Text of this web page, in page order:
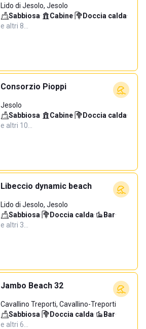
Lido di Jesolo, Jesolo
Sabbiosa· Cabine· Doccia calda·
e altri 8…
Consorzio Pioppi
Jesolo
Sabbiosa· Cabine· Doccia calda·
e altri 10…
Libeccio dynamic beach
Lido di Jesolo, Jesolo
Sabbiosa· Doccia calda· Bar·
e altri 3…
Jambo Beach 32
Cavallino Treporti, Cavallino-Treporti
Sabbiosa· Doccia calda· Bar·
e altri 6…